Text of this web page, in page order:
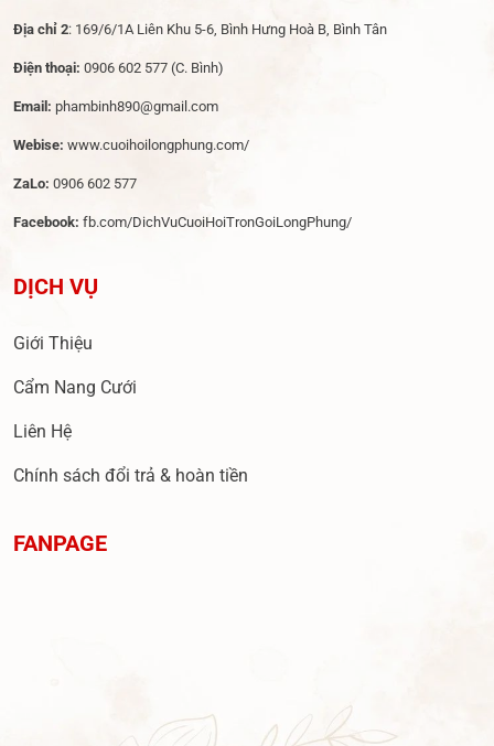
Địa chỉ 2: 169/6/1A Liên Khu 5-6, Bình Hưng Hoà B, Bình Tân
Điện thoại: 0906 602 577 (C. Bình)
Email: phambinh890@gmail.com
Webise: www.cuoihoilongphung.com/
ZaLo: 0906 602 577
Facebook: fb.com/DichVuCuoiHoiTronGoiLongPhung/
DỊCH VỤ
Giới Thiệu
Cẩm Nang Cưới
Liên Hệ
Chính sách đổi trả & hoàn tiền
FANPAGE